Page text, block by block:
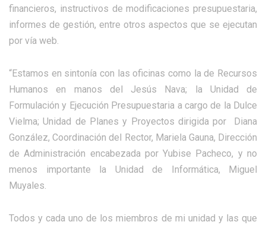
financieros, instructivos de modificaciones presupuestaria,
informes de gestión, entre otros aspectos que se ejecutan
por vía web.
“Estamos en sintonía con las oficinas como la de Recursos
Humanos en manos del Jesús Nava; la Unidad de
Formulación y Ejecución Presupuestaria a cargo de la Dulce
Vielma; Unidad de Planes y Proyectos dirigida por Diana
González, Coordinación del Rector, Mariela Gauna, Dirección
de Administración encabezada por Yubise Pacheco, y no
menos importante la Unidad de Informática, Miguel
Muyales.
Todos y cada uno de los miembros de mi unidad y las que